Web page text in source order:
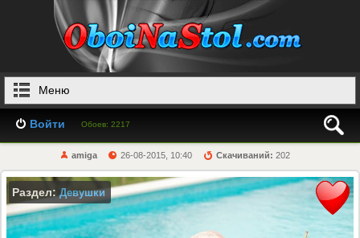
Меню
Войти Обоев: 2217
amiga 26-08-2015, 10:40 Скачиваний: 202
Раздел: Девушки